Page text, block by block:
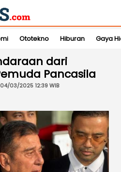
Ototekno Hiburan Gaya
dari
Pancasila
04/03/2025 12:39 WIB